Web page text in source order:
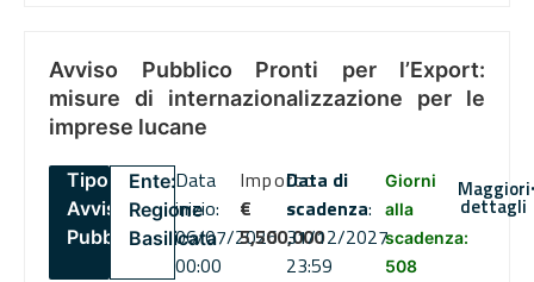
Avviso Pubblico Pronti per l’Export:
misure di internazionalizzazione per le
imprese lucane
Tipo:
Avviso
Pubblico
Ente:
Regione
Basilicata
Data
inizio:
06/07/2026
00:00
Importo
€
5,500,000
Data di
scadenza:
31/12/2027
23:59
Giorni
alla
scadenza:
508
Maggiori
dettagli